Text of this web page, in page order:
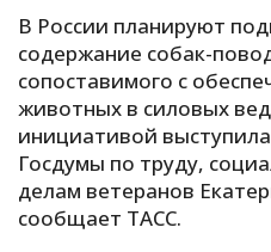
К
В России планируют
содержание собак-
сопоставимого с
животных в силовых
инициативой
Госдумы по труду,
делам ветеранов
сообщает ТАСС.